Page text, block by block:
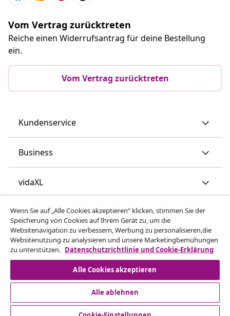
Vom Vertrag zurücktreten
Reiche einen Widerrufsantrag für deine Bestellung
ein.
Vom Vertrag zurücktreten
Kundenservice
Business
vidaXL
Mehr entdecken
© 2008-2026 vidaXL - www.vidaxl.at ist eine Webseite von
vidaXL Marketplace Europe B.V.
Wenn Sie auf „Alle Cookies akzeptieren“ klicken, stimmen Sie der
Speicherung von Cookies auf Ihrem Gerät zu, um die
Websitenavigation zu verbessern, Werbung zu personalisieren,die
Websitenutzung zu analysieren und unsere Marketingbemühungen
zu unterstützen. Datenschutzrichtlinie und Cookie-Erklärung
Alle Cookies akzeptieren
Alle ablehnen